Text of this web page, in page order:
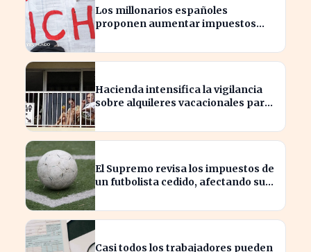
Los millonarios españoles
proponen aumentar impuestos
económica
Hacienda intensifica la vigilancia
sobre alquileres vacacionales para
El Supremo revisa los impuestos de
un futbolista cedido, afectando su
Casi todos los trabajadores pueden